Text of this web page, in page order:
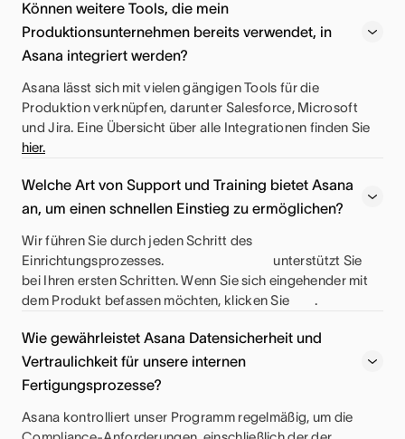
Können weitere Tools, die mein
Produktionsunternehmen bereits verwendet, in
Asana integriert werden?
Asana lässt sich mit vielen gängigen Tools für die
Produktion verknüpfen, darunter Salesforce, Microsoft
und Jira. Eine Übersicht über alle Integrationen finden Sie
hier.
Welche Art von Support und Training bietet Asana
an, um einen schnellen Einstieg zu ermöglichen?
Wir führen Sie durch jeden Schritt des
Einrichtungsprozesses.
unterstützt Sie
bei Ihren ersten Schritten. Wenn Sie sich eingehender mit
dem Produkt befassen möchten, klicken Sie
.
Wie gewährleistet Asana Datensicherheit und
Vertraulichkeit für unsere internen
Fertigungsprozesse?
Asana kontrolliert unser Programm regelmäßig, um die